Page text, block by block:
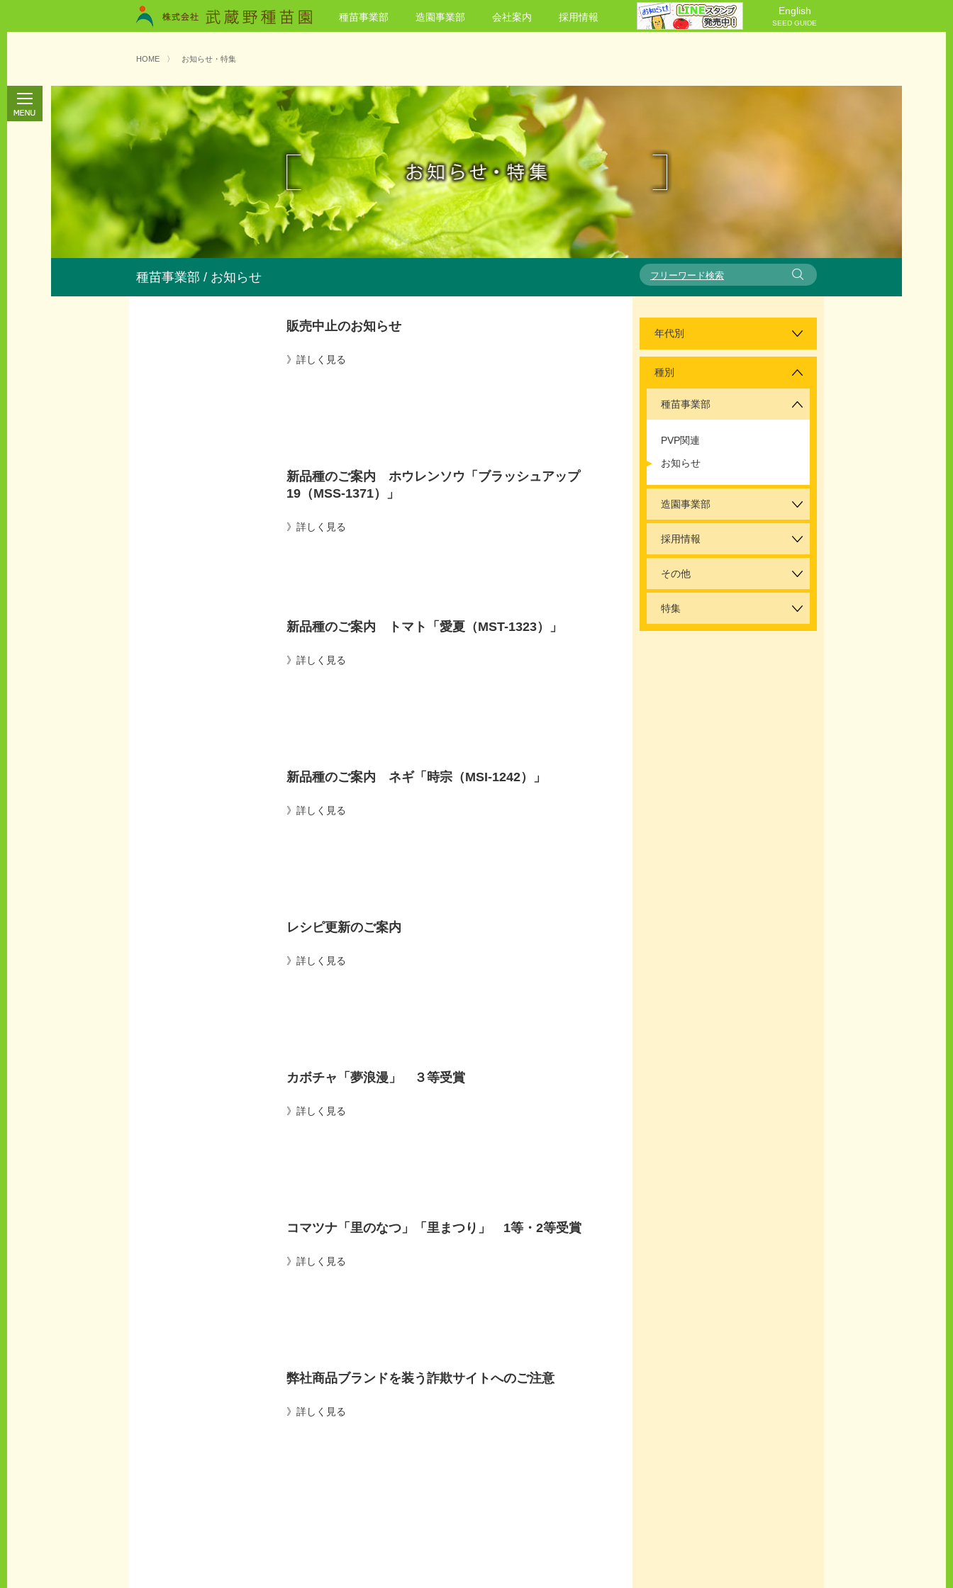
種苗事業部 造園事業部 会社案内 採用情報
English
SEED GUIDE
HOME 〉 お知らせ・特集
種苗事業部 / お知らせ
販売中止のお知らせ
》詳しく見る
新品種のご案内 ホウレンソウ「ブラッシュアップ
19（MSS-1371）」
》詳しく見る
新品種のご案内 トマト「愛夏（MST-1323）」
》詳しく見る
新品種のご案内 ネギ「時宗（MSI-1242）」
》詳しく見る
レシピ更新のご案内
》詳しく見る
カボチャ「夢浪漫」 ３等受賞
》詳しく見る
コマツナ「里のなつ」「里まつり」 1等・2等受賞
》詳しく見る
弊社商品ブランドを装う詐欺サイトへのご注意
》詳しく見る
年代別
種別
種苗事業部
PVP関連
お知らせ
造園事業部
採用情報
その他
特集